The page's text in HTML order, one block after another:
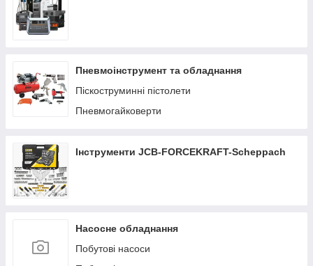
Пневмоінструмент та обладнання
Піскоструминні пістолети
Пневмогайковерти
Інструменти JCB-FORCEKRAFT-Scheppach
Насосне обладнання
Побутові насоси